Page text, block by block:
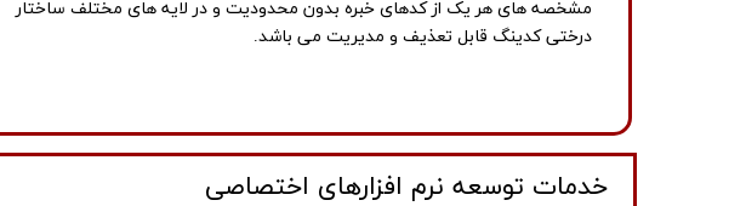
مشخصه های هر یک از کدهای خبره بدون محدودیت و در لایه های مختلف ساختار
درختی کدینگ قابل تعذیف و مدیریت می باشد.​​​​​​​
خدمات توسعه نرم افزارهای اختصاصی